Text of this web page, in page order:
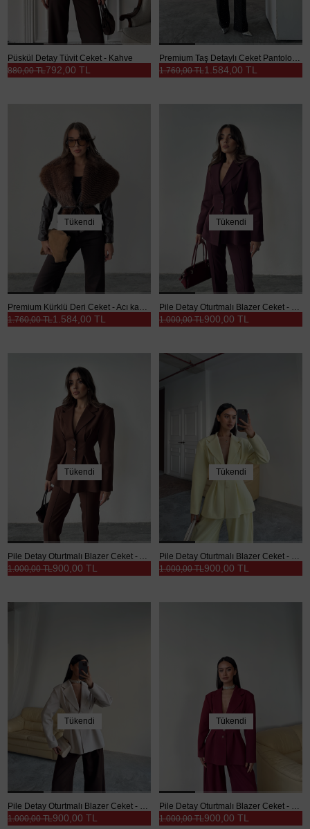
Püskül Detay Tüvit Ceket - Kahve
792,00 TL
880,00 TL 1.584,00 TL
1.760,00 TL
Tükendi
Premium Kürklü Deri Ceket - Acı kahve
1.584,00 TL
1.760,00 TL
Tükendi
Pile Detay Oturtmalı Blazer Ceket - Mürdüm
900,00 TL
1.000,00 TL
Tükendi
Pile Detay Oturtmalı Blazer Ceket - Acı kahve
900,00 TL
1.000,00 TL
Tükendi
Pile Detay Oturtmalı Blazer Ceket - Sarı
900,00 TL
1.000,00 TL
Tükendi
900,00 TL
1.000,00 TL
Tükendi
900,00 TL
1.000,00 TL